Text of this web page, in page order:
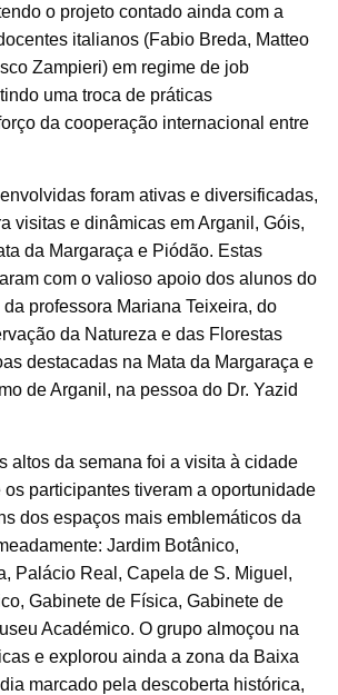
o projeto contado ainda com a
italianos (Fabio Breda, Matteo
Zampieri) em regime de job
uma troca de práticas
da cooperação internacional entre
foram ativas e diversificadas,
visitas e dinâmicas em Arganil, Góis,
da Margaraça e Piódão. Estas
com o valioso apoio dos alunos do
professora Mariana Teixeira, do
da Natureza e das Florestas
destacadas na Mata da Margaraça e
de Arganil, na pessoa do Dr. Yazid
altos da semana foi a visita à cidade
participantes tiveram a oportunidade
dos espaços mais emblemáticos da
Jardim Botânico,
Palácio Real, Capela de S. Miguel,
Gabinete de Física, Gabinete de
Académico. O grupo almoçou na
e explorou ainda a zona da Baixa
marcado pela descoberta histórica,